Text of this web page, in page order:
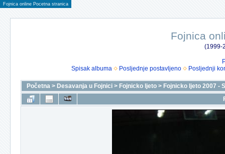
Fojnica online Pocetna stranica
Fojnica
(1999-
Spisak albuma
Posljednje postavljeno Posljednji
Početna > Desavanja u Fojnici > Fojnicko ljeto > Fojnicko ljeto 2007 -